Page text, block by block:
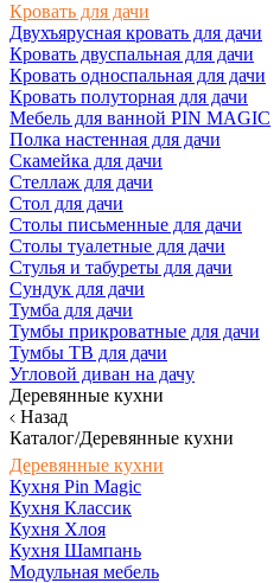
Кровать для дачи
Двухъярусная кровать для дачи
Кровать двуспальная для дачи
Кровать односпальная для дачи
Кровать полуторная для дачи
Мебель для ванной PIN MAGIC
Полка настенная для дачи
Скамейка для дачи
Стеллаж для дачи
Стол для дачи
Столы письменные для дачи
Столы туалетные для дачи
Стулья и табуреты для дачи
Сундук для дачи
Тумба для дачи
Тумбы прикроватные для дачи
Тумбы ТВ для дачи
Угловой диван на дачу
Деревянные кухни
Назад
Каталог/Деревянные кухни
Деревянные кухни
Кухня Pin Magic
Кухня Классик
Кухня Хлоя
Кухня Шампань
Модульная мебель